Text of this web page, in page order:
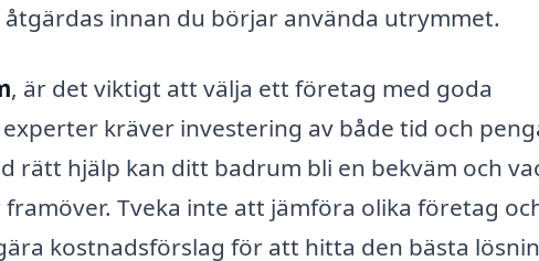
innan du börjar använda utrymmet.
, är det viktigt att välja ett företag med goda
kräver investering av både tid och
rätt hjälp kan ditt badrum bli en bekväm och
Tveka inte att jämföra olika företag
kostnadsförslag för att hitta den bästa